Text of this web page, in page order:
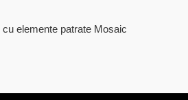
elemente patrate Mosaic